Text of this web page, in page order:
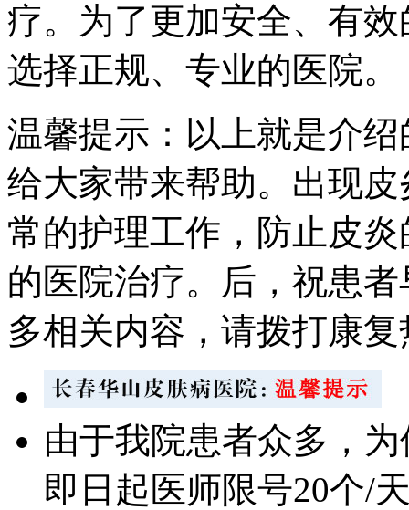
疗。为了更加安全、有
选择正规、专业的医院。
温馨提示：以上就是介
给大家带来帮助。出现
常的护理工作，防止皮
的医院治疗。后，祝患
多相关内容，请拨打康复
由于我院患者众多，
即日起医师限号20个/